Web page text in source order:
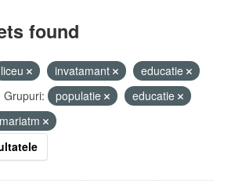
found
liceu invatamant
educatie
Grupuri: populatie
educatie